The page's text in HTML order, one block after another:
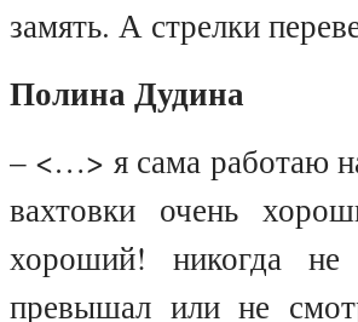
замять. А стрелки
Полина Дудина
– <…> я сама работаю
вахтовки очень
хороший! никогда
превышал или не